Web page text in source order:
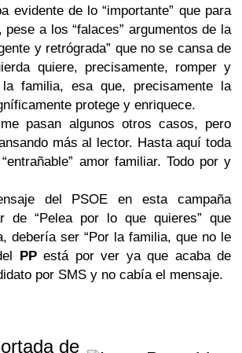
evidente de lo “importante” que para
a los “falaces” argumentos de la
y retrógrada” que no se cansa de
quiere, precisamente, romper y
familia, esa que, precisamente la
protege y enriquece.
pasan algunos otros casos, pero
más al lector. Hasta aquí toda
amor familiar. Todo por y
del PSOE en esta campaña
de “Pelea por lo que quieres” que
debería ser “Por la familia, que no le
PPestá por ver ya que acaba de
por SMS y no cabía el mensaje.
de